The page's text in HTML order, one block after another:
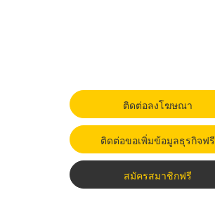
ติดต่อลงโฆษณา
ติดต่อขอเพิ่มข้อมูลธุรกิจฟรี
สมัครสมาชิกฟรี